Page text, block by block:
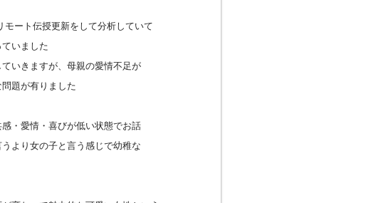
モート伝授更新をして分析していて
いました
いきますが、母親の愛情不足が
題が有りました
・愛情・喜びが低い状態でお話
より女の子と言う感じで幼稚な